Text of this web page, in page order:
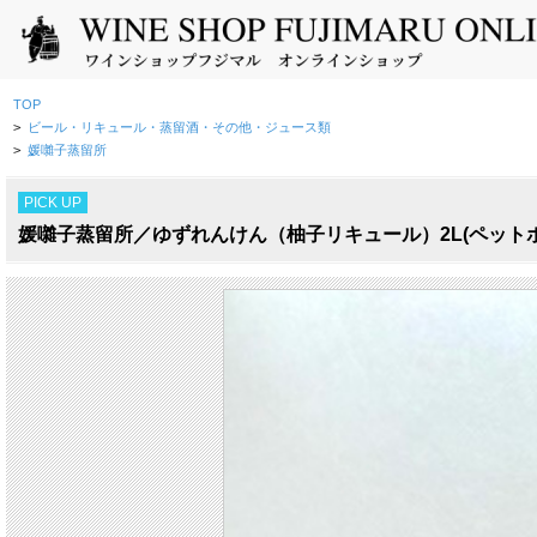
TOP
> ビール・リキュール・蒸留酒・その他・ジュース類
> 媛囃子蒸留所
PICK UP
媛囃子蒸留所／ゆずれんけん（柚子リキュール）2L(ペット